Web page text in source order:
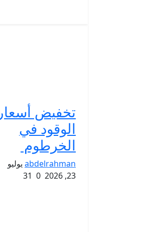
تخفيض أسعار
الوقود في
الخرطوم
abdelrahman يوليو
23, 2026